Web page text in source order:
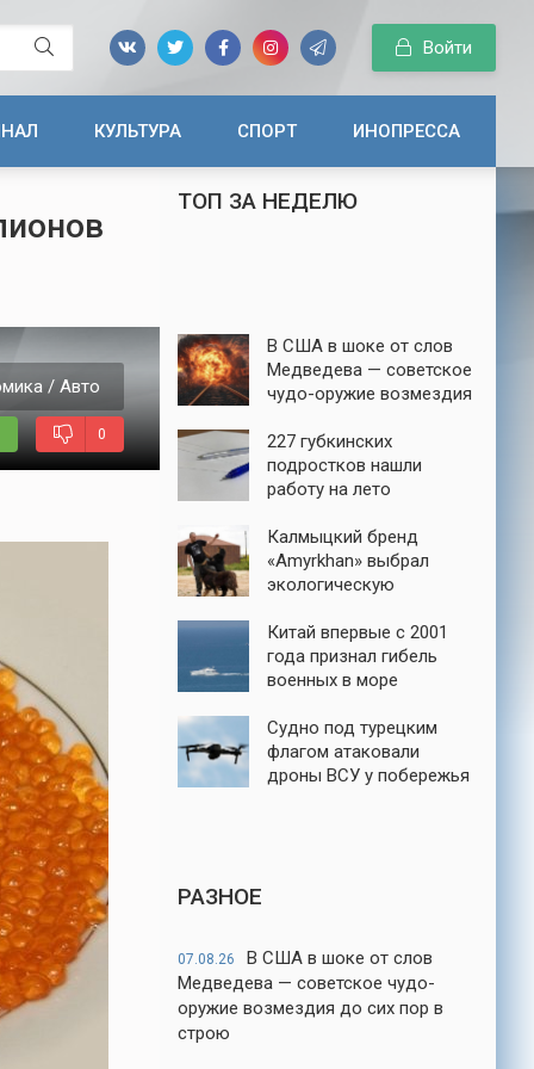
Войти
КУЛЬТУРА СПОРТ ИНОПРЕССА
/ Авто
0
ТОП ЗА НЕДЕЛЮ
В США в шоке от слов
Медведева — советское
чудо-оружие возмездия
227 губкинских
подростков нашли
работу на лето
Калмыцкий бренд
«Amyrkhan» выбрал
экологическую
Китай впервые с 2001
года признал гибель
военных в море
Судно под турецким
флагом атаковали
дроны ВСУ у побережья
РАЗНОЕ
07.08.26
В США в шоке от слов
Медведева — советское чудо-
оружие возмездия до сих пор в
строю